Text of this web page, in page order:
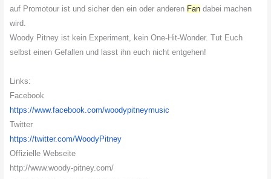
auf Promotour ist und sicher den ein oder anderen Fan dabei machen
wird.
Woody Pitney ist kein Experiment, kein One-Hit-Wonder. Tut Euch
selbst einen Gefallen und lasst ihn euch nicht entgehen!
Links:
Facebook
https://www.facebook.com/woodypitneymusic
Twitter
https://twitter.com/WoodyPitney
Offizielle Webseite
http://www.woody-pitney.com/